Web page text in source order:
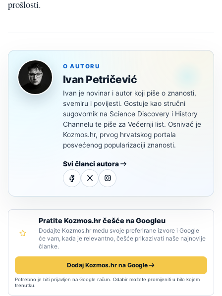
prošlosti.
O AUTORU
Ivan Petričević
Ivan je novinar i autor koji piše o znanosti,
svemiru i povijesti. Gostuje kao stručni
sugovornik na Science Discovery i History
Channelu te piše za Večernji list. Osnivač je
Kozmos.hr, prvog hrvatskog portala
posvećenog popularizaciji znanosti.
Svi članci autora
Pratite Kozmos.hr češće na Googleu
Dodajte Kozmos.hr među svoje preferirane izvore i Google
će vam, kada je relevantno, češće prikazivati naše najnovije
članke.
Dodaj Kozmos.hr na Google
Potrebno je biti prijavljen na Google račun. Odabir možete promijeniti u bilo kojem
trenutku.